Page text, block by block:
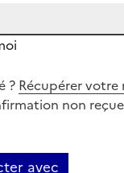
? Récupérer votre
non
avec